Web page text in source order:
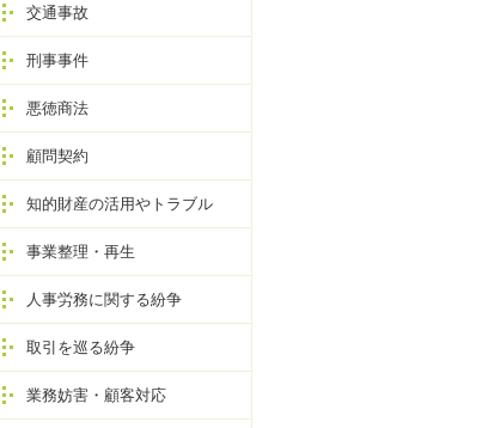
交通事故
刑事事件
悪徳商法
顧問契約
知的財産の活用やトラブル
事業整理・再生
人事労務に関する紛争
取引を巡る紛争
業務妨害・顧客対応